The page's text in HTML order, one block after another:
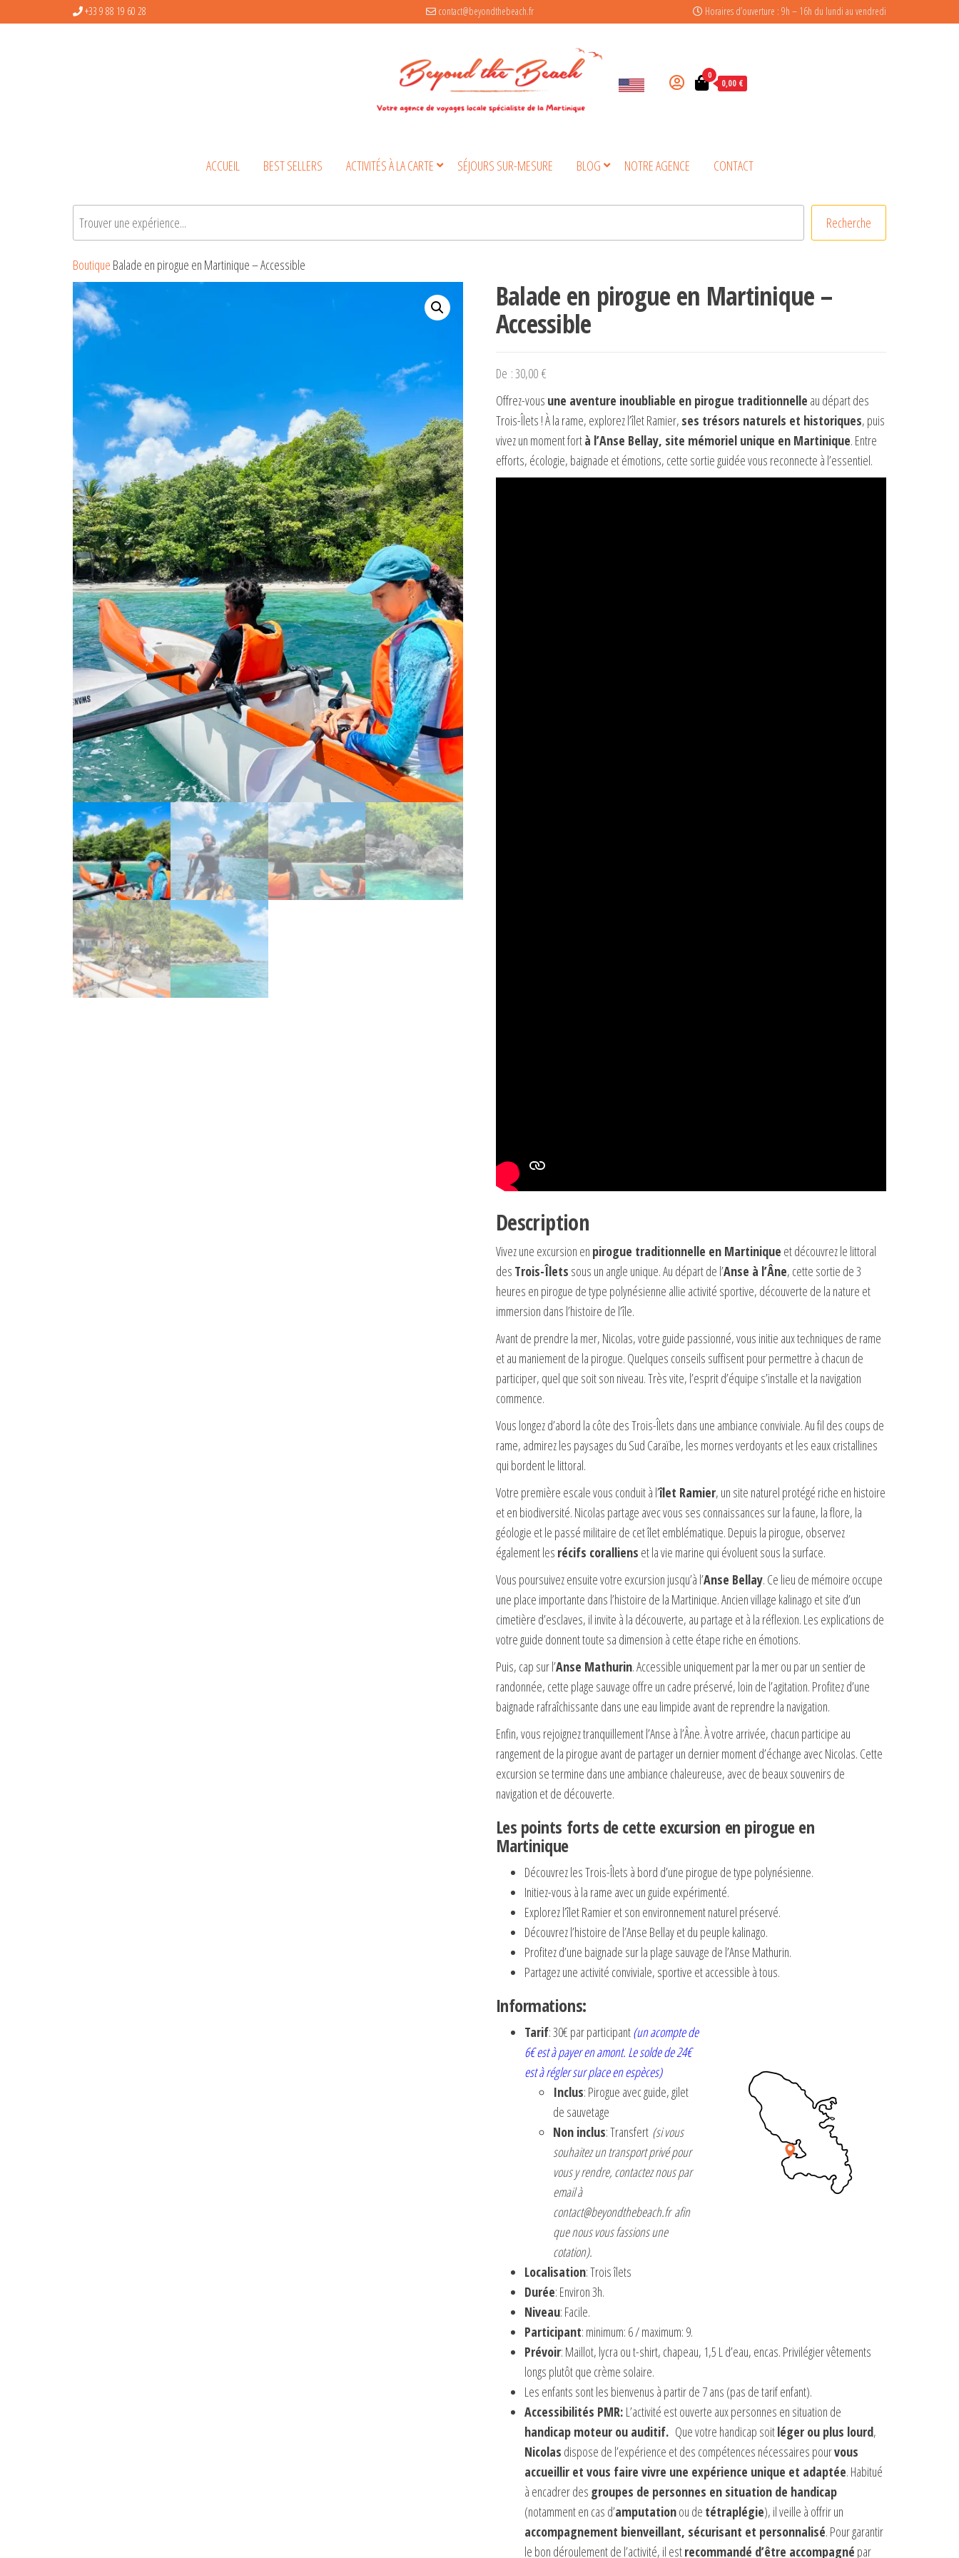
+33 9 88 19 60 28 contact@beyondthebeach.fr Horaires d’ouverture : 9h – 16h du lundi au vendredi
0
0,00 €
ACCUEIL BEST SELLERS ACTIVITÉS À LA CARTE SÉJOURS SUR-MESURE BLOG NOTRE AGENCE CONTACT
Recherche
Boutique Balade en pirogue en Martinique – Accessible
Balade en pirogue en Martinique –
Accessible
De :30,00 €
Offrez-vous une aventure inoubliable en pirogue traditionnelle au départ des
Trois-Îlets ! À la rame, explorez l’îlet Ramier, ses trésors naturels et historiques, puis
vivez un moment fortà l’Anse Bellay, site mémoriel unique en Martinique. Entre
efforts, écologie, baignade et émotions, cette sortie guidée vous reconnecte à l’essentiel.
Description
Vivez une excursion en pirogue traditionnelle en Martinique et découvrez le littoral
des Trois-Îlets sous un angle unique. Au départ de l’Anse à l’Âne, cette sortie de 3
heures en pirogue de type polynésienne allie activité sportive, découverte de la nature et
immersion dans l’histoire de l’île.
Avant de prendre la mer, Nicolas, votre guide passionné, vous initie aux techniques de rame
et au maniement de la pirogue. Quelques conseils suffisent pour permettre à chacun de
participer, quel que soit son niveau. Très vite, l’esprit d’équipe s’installe et la navigation
commence.
Vous longez d’abord la côte des Trois-Îlets dans une ambiance conviviale. Au fil des coups de
rame, admirez les paysages du Sud Caraïbe, les mornes verdoyants et les eaux cristallines
qui bordent le littoral.
Votre première escale vous conduit à l’îlet Ramier, un site naturel protégé riche en histoire
et en biodiversité. Nicolas partage avec vous ses connaissances sur la faune, la flore, la
géologie et le passé militaire de cet îlet emblématique. Depuis la pirogue, observez
également les récifs coralliens et la vie marine qui évoluent sous la surface.
Vous poursuivez ensuite votre excursion jusqu’à l’Anse Bellay. Ce lieu de mémoire occupe
une place importante dans l’histoire de la Martinique. Ancien village kalinago et site d’un
cimetière d’esclaves, il invite à la découverte, au partage et à la réflexion. Les explications de
votre guide donnent toute sa dimension à cette étape riche en émotions.
Puis, cap sur l’Anse Mathurin. Accessible uniquement par la mer ou par un sentier de
randonnée, cette plage sauvage offre un cadre préservé, loin de l’agitation. Profitez d’une
baignade rafraîchissante dans une eau limpide avant de reprendre la navigation.
Enfin, vous rejoignez tranquillement l’Anse à l’Âne. À votre arrivée, chacun participe au
rangement de la pirogue avant de partager un dernier moment d’échange avec Nicolas. Cette
excursion se termine dans une ambiance chaleureuse, avec de beaux souvenirs de
navigation et de découverte.
Les points forts de cette excursion en pirogue en
Martinique
Découvrez les Trois-Îlets à bord d’une pirogue de type polynésienne.
Initiez-vous à la rame avec un guide expérimenté.
Explorez l’îlet Ramier et son environnement naturel préservé.
Découvrez l’histoire de l’Anse Bellay et du peuple kalinago.
Profitez d’une baignade sur la plage sauvage de l’Anse Mathurin.
Partagez une activité conviviale, sportive et accessible à tous.
Informations:
Tarif: 30€ par participant(un acompte de
6€ est à payer en amont. Le solde de 24€
est à régler sur place en espèces)
Inclus: Pirogue avec guide, gilet
de sauvetage
Non inclus: Transfert (si vous
souhaitez un transport privé pour
vous y rendre, contactez nous par
email à
contact@beyondthebeach.frafin
que nous vous fassions une
cotation).
Localisation: Trois îlets
Durée: Environ 3h.
Niveau: Facile.
Participant: minimum: 6 / maximum: 9.
Prévoir: Maillot, lycra ou t-shirt, chapeau, 1,5 L d’eau, encas. Privilégier vêtements
longs plutôt que crème solaire.
Les enfants sont les bienvenus à partir de 7 ans (pas de tarif enfant).
Accessibilités PMR: L’activité est ouverte aux personnes en situation de
handicap moteur ou auditif. Que votre handicap soitléger ou plus lourd,
Nicolas dispose de l’expérience et des compétences nécessaires pourvous
accueillir et vous faire vivre une expérience unique et adaptée. Habitué
à encadrer des groupes de personnes en situation de handicap
(notamment en cas d’amputationou de tétraplégie), il veille à offrir un
accompagnement bienveillant, sécurisant et personnalisé. Pour garantir
le bon déroulement de l’activité, il estrecommandé d’être accompagné par